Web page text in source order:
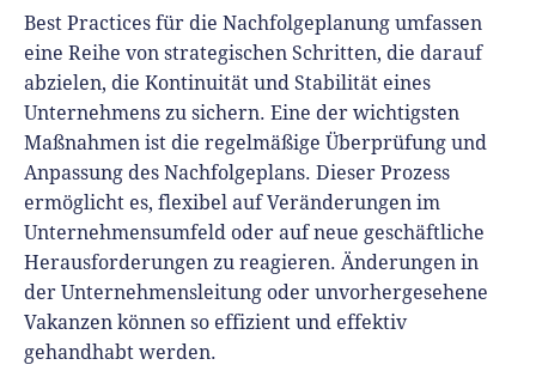
Best Practices für die Nachfolgeplanung umfassen
eine Reihe von strategischen Schritten, die darauf
abzielen, die Kontinuität und Stabilität eines
Unternehmens zu sichern. Eine der wichtigsten
Maßnahmen ist die regelmäßige Überprüfung und
Anpassung des Nachfolgeplans. Dieser Prozess
ermöglicht es, flexibel auf Veränderungen im
Unternehmensumfeld oder auf neue geschäftliche
Herausforderungen zu reagieren. Änderungen in
der Unternehmensleitung oder unvorhergesehene
Vakanzen können so effizient und effektiv
gehandhabt werden.